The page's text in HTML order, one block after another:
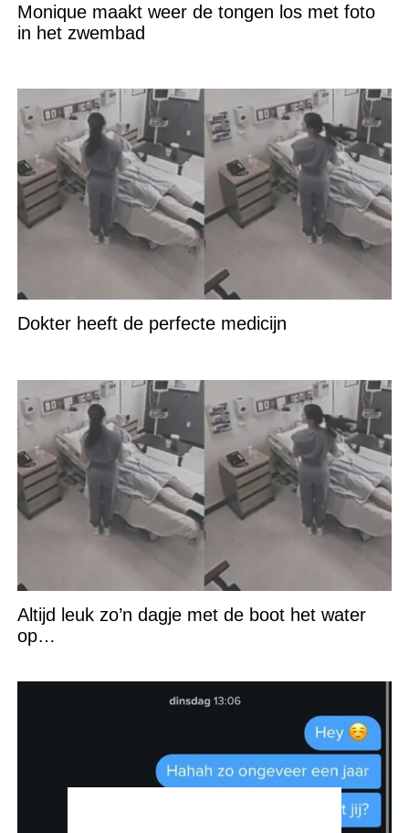
Monique maakt weer de tongen los met foto
in het zwembad
Dokter heeft de perfecte medicijn
Altijd leuk zo’n dagje met de boot het water
op…